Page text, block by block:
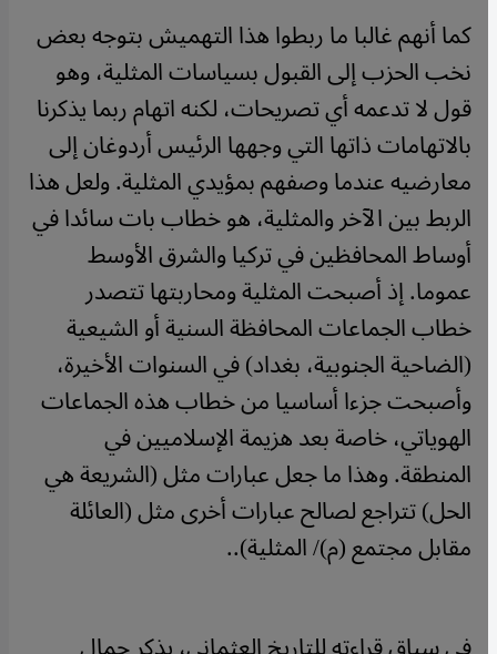
كما أنهم غالبا ما ربطوا هذا التهميش بتوجه بعض
نخب الحزب إلى القبول بسياسات المثلية، وهو
قول لا تدعمه أي تصريحات، لكنه اتهام ربما يذكرنا
بالاتهامات ذاتها التي وجهها الرئيس أردوغان إلى
معارضيه عندما وصفهم بمؤيدي المثلية. ولعل هذا
الربط بين الآخر والمثلية، هو خطاب بات سائدا في
أوساط المحافظين في تركيا والشرق الأوسط
عموما. إذ أصبحت المثلية ومحاربتها تتصدر
خطاب الجماعات المحافظة السنية أو الشيعية
(الضاحية الجنوبية، بغداد) في السنوات الأخيرة،
وأصبحت جزءا أساسيا من خطاب هذه الجماعات
الهوياتي، خاصة بعد هزيمة الإسلاميين في
المنطقة. وهذا ما جعل عبارات مثل (الشريعة هي
الحل) تتراجع لصالح عبارات أخرى مثل (العائلة
مقابل مجتمع (م)/ المثلية)..